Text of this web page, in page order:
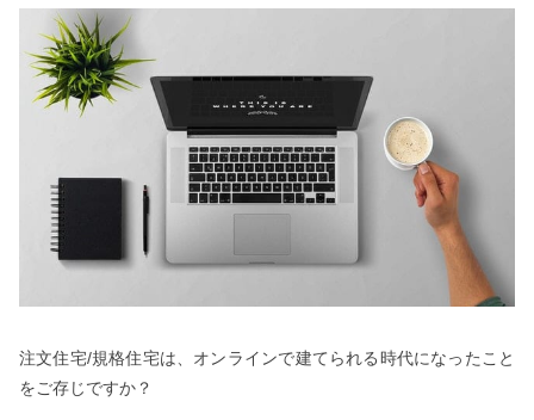
注文住宅/規格住宅は、オンラインで建てられる時代になったこと
をご存じですか？